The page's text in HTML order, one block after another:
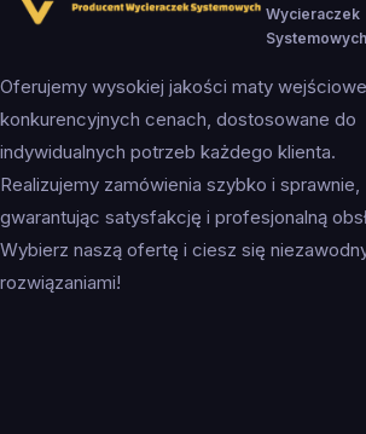
Wycieraczek
Systemowych
Oferujemy wysokiej jakości maty
konkurencyjnych cenach, dostosowane do
indywidualnych potrzeb każdego klienta.
Realizujemy zamówienia szybko i sprawnie,
gwarantując satysfakcję i profesjonalną
Wybierz naszą ofertę i ciesz się
rozwiązaniami!